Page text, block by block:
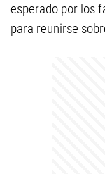
esperado por los
para reunirse